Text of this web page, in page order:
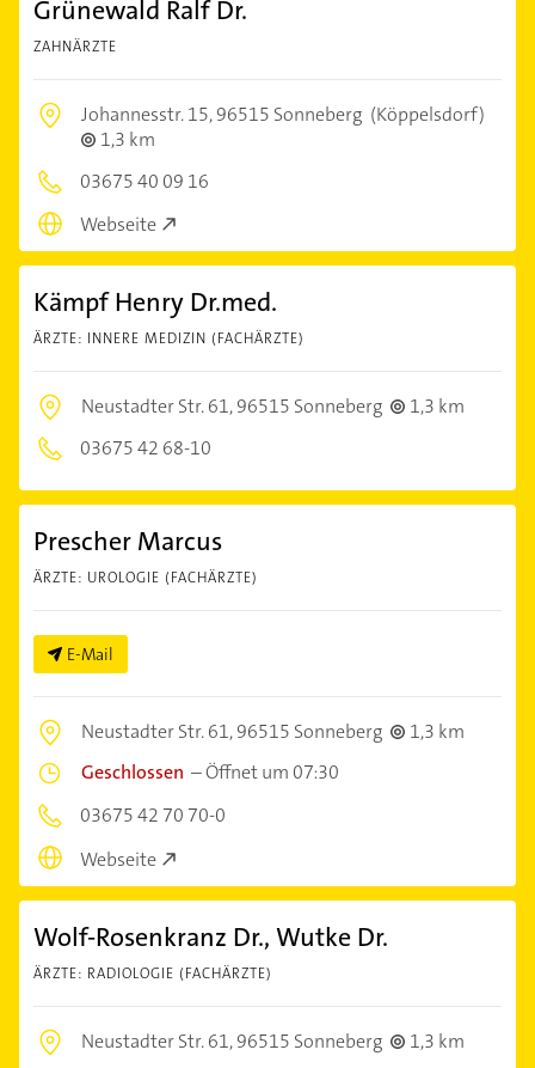
Grünewald Ralf Dr.
ZAHNÄRZTE
Johannesstr. 15,96515 Sonneberg (Köppelsdorf)
1,3 km
03675 40 09 16
Webseite
Kämpf Henry Dr.med.
ÄRZTE: INNERE MEDIZIN (FACHÄRZTE)
Neustadter Str. 61,96515 Sonneberg
1,3 km
03675 42 68-10
Prescher Marcus
ÄRZTE: UROLOGIE (FACHÄRZTE)
E-Mail
Neustadter Str. 61,96515 Sonneberg
1,3 km
Geschlossen –Öffnet um 07:30
03675 42 70 70-0
Webseite
Wolf-Rosenkranz Dr., Wutke Dr.
ÄRZTE: RADIOLOGIE (FACHÄRZTE)
Neustadter Str. 61,96515 Sonneberg
1,3 km